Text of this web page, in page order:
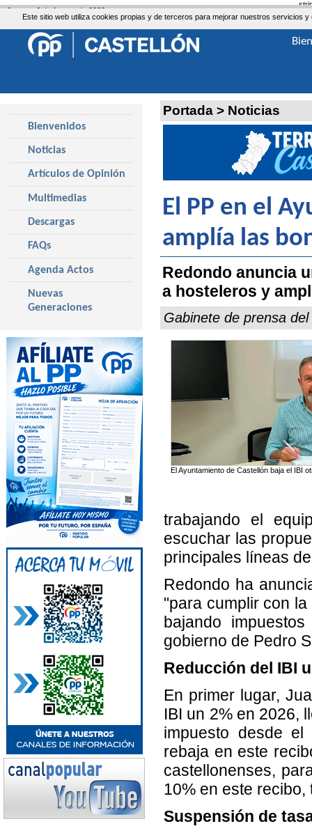
Este sitio web utiliza cookies propias y de terceros para mejorar nuestros servicios
Portada > Noticias
El PP en el
amplía las
Redondo anuncia
a hosteleros y
Gabinete de prensa
El Ayuntamiento de Castellón baja el IBI
trabajando el
escuchar las
principales líneas
Redondo ha
"para cumplir con
bajando
gobierno de Pedro
Reducción del IBI
En primer lugar,
IBI un 2% en 2026,
impuesto desde
rebaja en este
castellonenses,
10% en este
Suspensión de
Bienvenidos
Noticias
Artículos de Opinión
Multimedias
Descargas
FAQs
Agenda Actos
Nuevas
Generaciones
Jueves, 6 de Agosto de 2026